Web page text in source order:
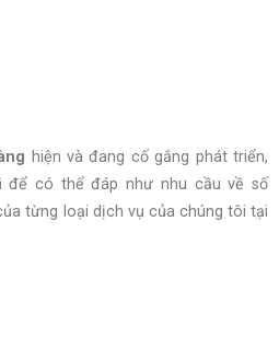
hiện và đang cố gắng phát triển,
để có thể đáp như nhu cầu về số
từng loại dịch vụ của chúng tôi tại